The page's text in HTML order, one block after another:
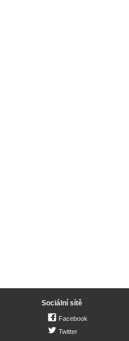
Sociální sítě
Facebook
Twitter